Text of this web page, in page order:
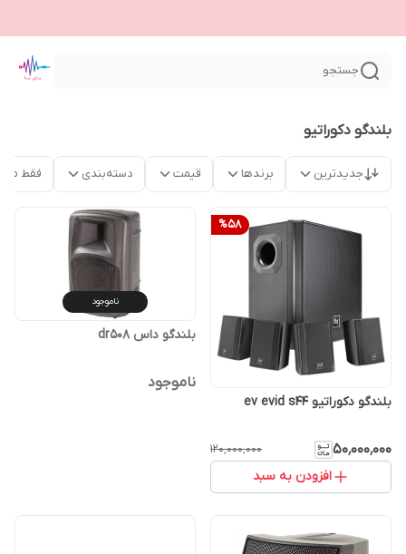
جستجو
بلندگو دکوراتیو
جدیدترین برندها قیمت دسته‌بندی فقط
%58
بلندگو دکوراتیو ev evid s44
۵۰٬۰۰۰٬۰۰۰ ۱۲۰٬۰۰۰٬۰۰۰
افزودن به سبد
ناموجود
بلندگو داس dr508
ناموجود